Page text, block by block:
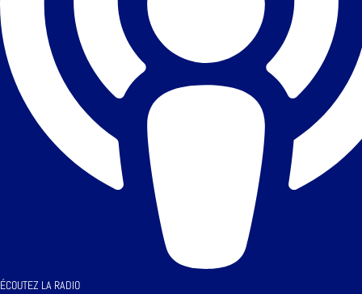
ÉCOUTEZ LA RADIO